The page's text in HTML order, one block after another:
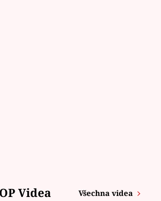
Videa Všechna videa